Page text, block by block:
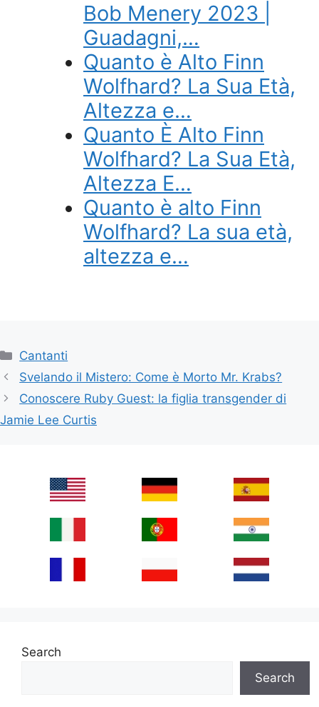
Bob Menery 2023 |
Guadagni,…
Quanto è Alto Finn
Wolfhard? La Sua Età,
Altezza e…
Quanto È Alto Finn
Wolfhard? La Sua Età,
Altezza E…
Quanto è alto Finn
Wolfhard? La sua età,
altezza e…
Categories
Cantanti
Svelando il Mistero: Come è Morto Mr. Krabs?
Conoscere Ruby Guest: la figlia transgender di
Jamie Lee Curtis
Search
Search